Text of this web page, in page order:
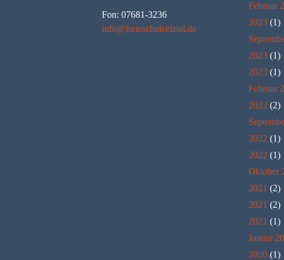
Fon: 07681-3236
info@freieschuleelztal.de
Februar
2023 (1)
2023 (1)
2023 (1)
Februar
2022 (2)
2022 (1)
2022 (1)
Oktober
2021 (2)
2021 (2)
2021 (1)
Januar
2020 (1)